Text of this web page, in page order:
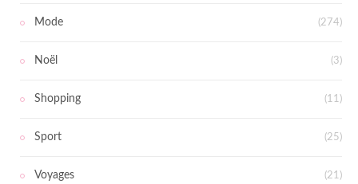
Mode (274)
Noël (3)
Shopping (11)
Sport (25)
Voyages (21)